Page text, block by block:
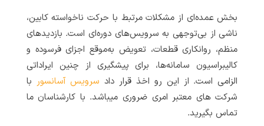
بخش عمده‌ای از مشکلات مرتبط با حرکت ناخواسته کابین،
ناشی از بی‌توجهی به سرویس‌های دوره‌ای است. بازدیدهای
منظم، روانکاری قطعات، تعویض به‌موقع اجزای فرسوده و
کالیبراسیون سامانه‌ها، برای پیشگیری از چنین ایراداتی
الزامی است. از این رو اخذ قرار داد سرویس آسانسور با
شرکت های معتبر امری ضروری میباشد. با کارشناسان ما
تماس بگیرید.